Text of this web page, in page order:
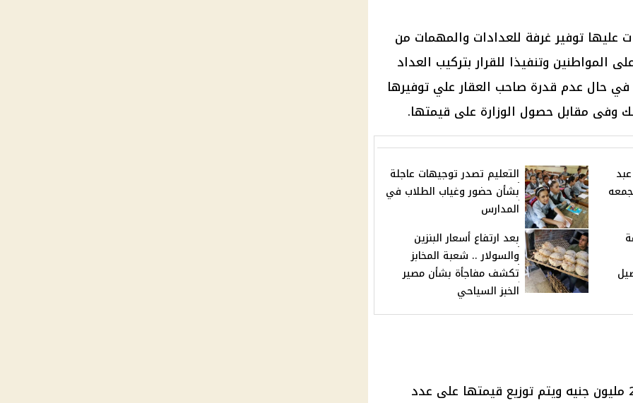
عليها توفير غرفة للعدادات والمهمات من
المواطنين وتنفيذا للقرار بتركيب العداد
في حال عدم قدرة صاحب العقار علي توفيرها
مقابل حصول الوزارة على قيمتها.
التعليم تصدر توجيهات عاجلة
بشأن حضور وغياب الطلاب في
المدارس
بعد ارتفاع أسعار البنزين
والسولار .. شعبة المخابز
تكشف مفاجأة بشأن مصير
الخبز السياحي
وتبلغ قيمة الغرفة والمهمات نحو 2 مليون جنيه ويتم توزيع قيمتها على عدد